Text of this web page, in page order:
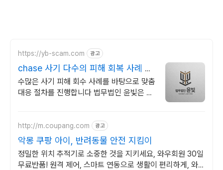
https://yb-scam.com 광고
chase 사기 다수의 피해 회복 사례 보
유
수많은 사기 피해 회수 사례를 바탕으로 맞춤
대응 절차를 진행합니다 법무법인 윤빛은 사
http://m.coupang.com 광고
악몽 쿠팡 아이, 반려동물 안전 지킴이
정밀한 위치 추적기로 소중한 것을 지키세요, 와우회원 30일
무료반품! 원격 제어, 스마트 연동으로 생활이 편리하게, 와우